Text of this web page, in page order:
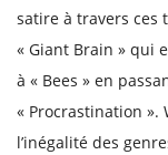
satire à travers ces
« Giant Brain » qui
à « Bees » en
« Procrastination
l’inégalité des